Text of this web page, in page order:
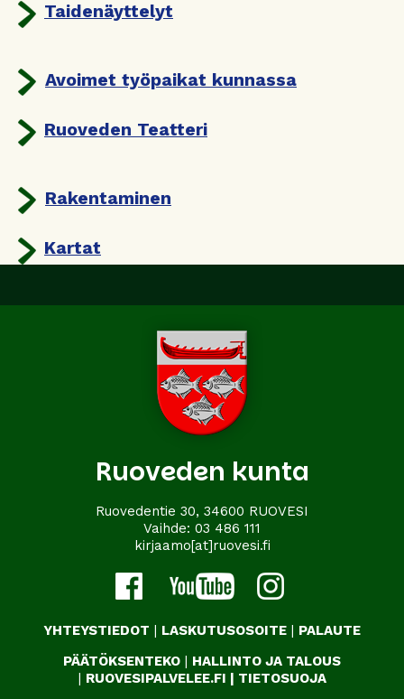
Taidenäyttelyt
Avoimet työpaikat kunnassa
Ruoveden Teatteri
Rakentaminen
Kartat
Ruoveden kunta
Ruovedentie 30, 34600 RUOVESI
Vaihde: 03 486 111
kirjaamo[at]ruovesi.fi
YHTEYSTIEDOT | LASKUTUSOSOITE | PALAUTE
PÄÄTÖKSENTEKO | HALLINTO JA TALOUS
| RUOVESIPALVELEE.FI | TIETOSUOJA